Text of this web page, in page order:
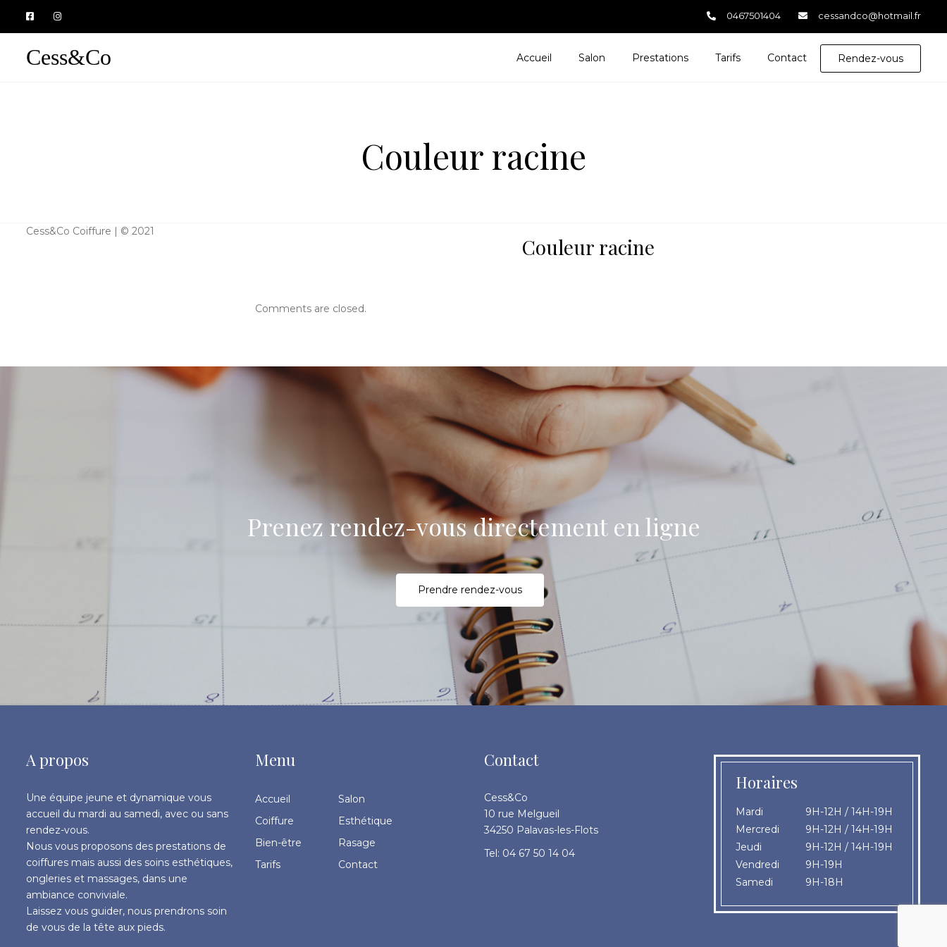
0467501404 cessandco@hotmail.fr
Cess&Co Accueil Salon Prestations Tarifs Contact Rendez-vous
Couleur racine
Cess&Co Coiffure | © 2021
Couleur racine
Comments are closed.
Prenez rendez-vous directement en ligne
Prendre rendez-vous
A propos
Une équipe jeune et dynamique vous
accueil du mardi au samedi, avec ou sans
rendez-vous.
Nous vous proposons des prestations de
coiffures mais aussi des soins esthétiques,
ongleries et massages, dans une
ambiance conviviale.
Laissez vous guider, nous prendrons soin
de vous de la tête aux pieds.
Menu
Accueil
Salon
Coiffure
Esthétique
Bien-être
Rasage
Tarifs
Contact
Contact
Cess&Co
10 rue Melgueil
34250 Palavas-les-Flots
Tel: 04 67 50 14 04
Horaires
Mardi
9H-12H / 14H-19H
Mercredi
9H-12H / 14H-19H
Jeudi
9H-12H / 14H-19H
Vendredi
9H-19H
Samedi
9H-18H